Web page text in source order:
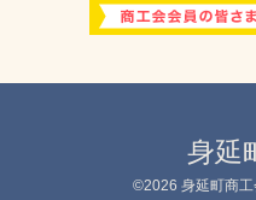
身延
©2026 身延町商工